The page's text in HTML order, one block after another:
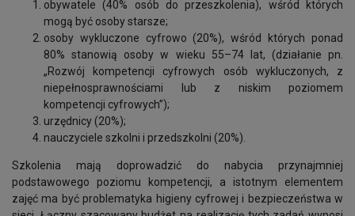
obywatele (40% osób do przeszkolenia), wśród których
mogą być osoby starsze;
osoby wykluczone cyfrowo (20%), wśród których ponad
80% stanowią osoby w wieku 55–74 lat, (działanie pn.
„Rozwój kompetencji cyfrowych osób wykluczonych, z
niepełnosprawnościami lub z niskim poziomem
kompetencji cyfrowych”);
urzędnicy (20%);
nauczyciele szkolni i przedszkolni (20%).
Szkolenia mają doprowadzić do nabycia przynajmniej
podstawowego poziomu kompetencji, a istotnym elementem
zajęć ma być problematyka higieny cyfrowej i bezpieczeństwa w